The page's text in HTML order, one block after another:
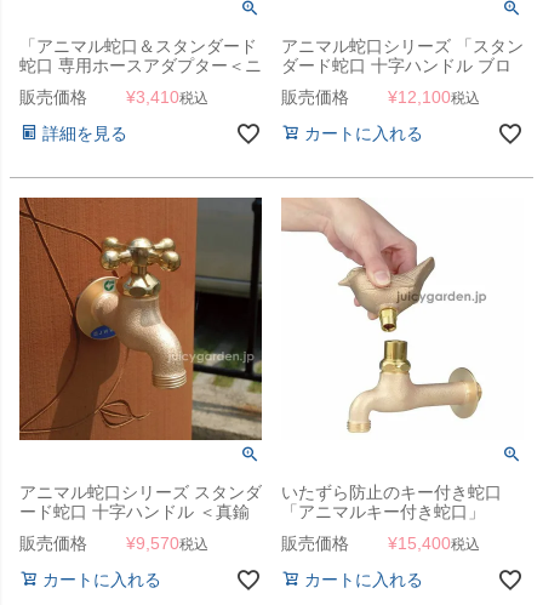
「アニマル蛇口＆スタンダード
蛇口 専用ホースアダプター＜ニ
ッケルメッキ＞」
販売価格 ¥3,410税込
詳細を見る
アニマル蛇口シリーズ 「スタン
ダード蛇口 十字ハンドル ブロ
ンズ」
販売価格 ¥12,100税込
カートに入れる
アニマル蛇口シリーズ スタンダ
ード蛇口 十字ハンドル ＜真鍮
販売価格 ¥9,570税込
カートに入れる
いたずら防止のキー付き蛇口
「アニマルキー付き蛇口」
販売価格
¥15,400税込
カートに入れる